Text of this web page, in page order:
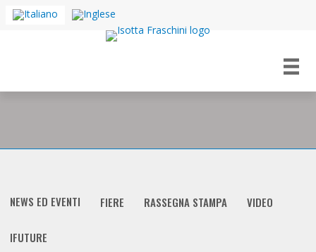
NEWS ED EVENTI FIERE RASSEGNA STAMPA VIDEO
IFUTURE